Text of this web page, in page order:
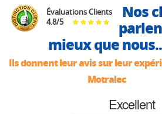
Évaluations Clients
4.8/5
Nos
mieux que
Ils donnent leur avis sur leur
Motralec
Excellent